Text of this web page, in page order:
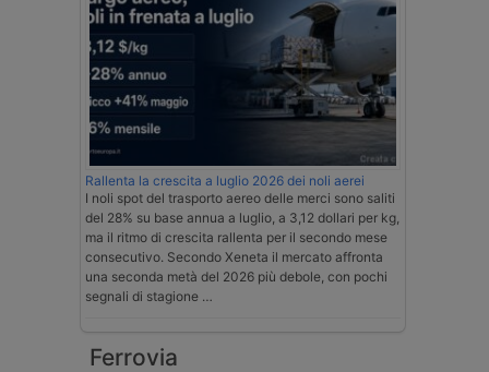
Rallenta la crescita a luglio 2026 dei noli aerei
I noli spot del trasporto aereo delle merci sono saliti
del 28% su base annua a luglio, a 3,12 dollari per kg,
ma il ritmo di crescita rallenta per il secondo mese
consecutivo. Secondo Xeneta il mercato affronta
una seconda metà del 2026 più debole, con pochi
segnali di stagione …
Ferrovia